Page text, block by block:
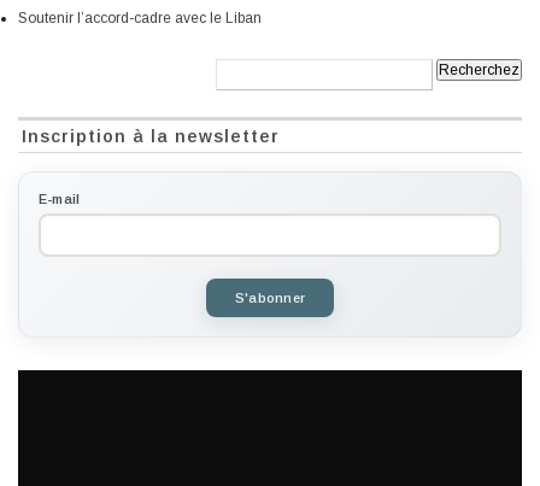
Soutenir l’accord-cadre avec le Liban
Inscription à la newsletter
E-mail
S'abonner